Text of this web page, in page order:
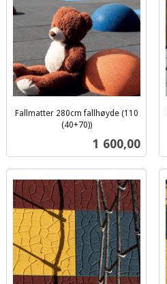
Fallmatter 280cm fallhøyde (110
(40+70))
Pris
1 600,00